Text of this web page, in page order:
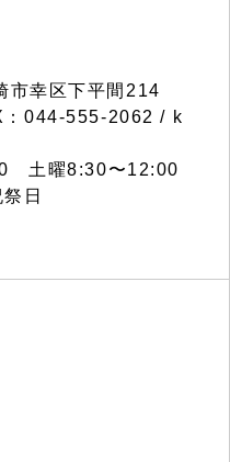
幸区下平間214
044-555-2062 / k
土曜8:30〜12:00
日